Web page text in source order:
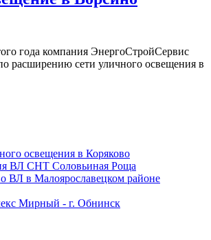
года компания ЭнергоСтройСервис
расширению сети уличного освещения в
освещения в Коряково
ВЛ СНТ Соловьиная Роща
ВЛ в Малоярославецком районе
Мирный - г. Обнинск